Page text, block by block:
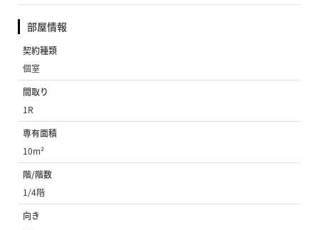
部屋情報
契約種類
個室
間取り
1R
専有面積
10m²
階/階数
1/4階
向き